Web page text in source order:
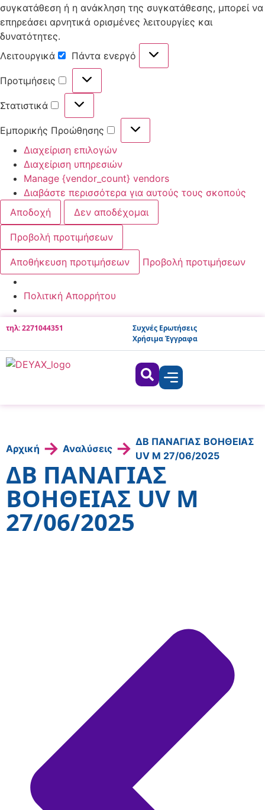
συγκατάθεση ή η ανάκληση της συγκατάθεσης, μπορεί να
επηρεάσει αρνητικά ορισμένες λειτουργίες και
δυνατότητες.
Λειτουργικά
Πάντα ενεργό
Προτιμήσεις
Στατιστικά
Εμπορικής Προώθησης
Διαχείριση επιλογών
Διαχείριση υπηρεσιών
Manage {vendor_count} vendors
Διαβάστε περισσότερα για αυτούς τους σκοπούς
Αποδοχή
Δεν αποδέχομαι
Προβολή προτιμήσεων
Αποθήκευση προτιμήσεων Προβολή προτιμήσεων
Πολιτική Απορρήτου
τηλ: 2271044351
Συχνές Ερωτήσεις
Χρήσιμα Έγγραφα
Αρχική → Αναλύσεις → ΔΒ ΠΑΝΑΓΙΑΣ ΒΟΗΘΕΙΑΣ
UV Μ 27/06/2025
ΔΒ ΠΑΝΑΓΙΑΣ
ΒΟΗΘΕΙΑΣ UV Μ
27/06/2025